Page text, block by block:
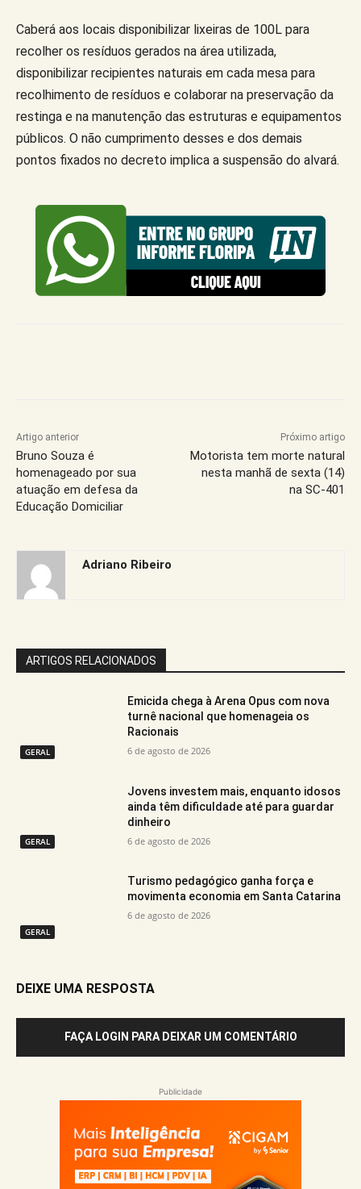
Caberá aos locais disponibilizar lixeiras de 100L para
recolher os resíduos gerados na área utilizada,
disponibilizar recipientes naturais em cada mesa para
recolhimento de resíduos e colaborar na preservação da
restinga e na manutenção das estruturas e equipamentos
públicos. O não cumprimento desses e dos demais
pontos fixados no decreto implica a suspensão do alvará.
Artigo anterior
Bruno Souza é
homenageado por sua
atuação em defesa da
Educação Domiciliar
Próximo artigo
Motorista tem morte natural
nesta manhã de sexta (14)
na SC-401
Adriano Ribeiro
ARTIGOS RELACIONADOS
GERAL
Emicida chega à Arena Opus com nova
turnê nacional que homenageia os
Racionais
6 de agosto de 2026
GERAL
Jovens investem mais, enquanto idosos
ainda têm dificuldade até para guardar
dinheiro
6 de agosto de 2026
GERAL
Turismo pedagógico ganha força e
movimenta economia em Santa Catarina
6 de agosto de 2026
DEIXE UMA RESPOSTA
FAÇA LOGIN PARA DEIXAR UM COMENTÁRIO
Publicidade